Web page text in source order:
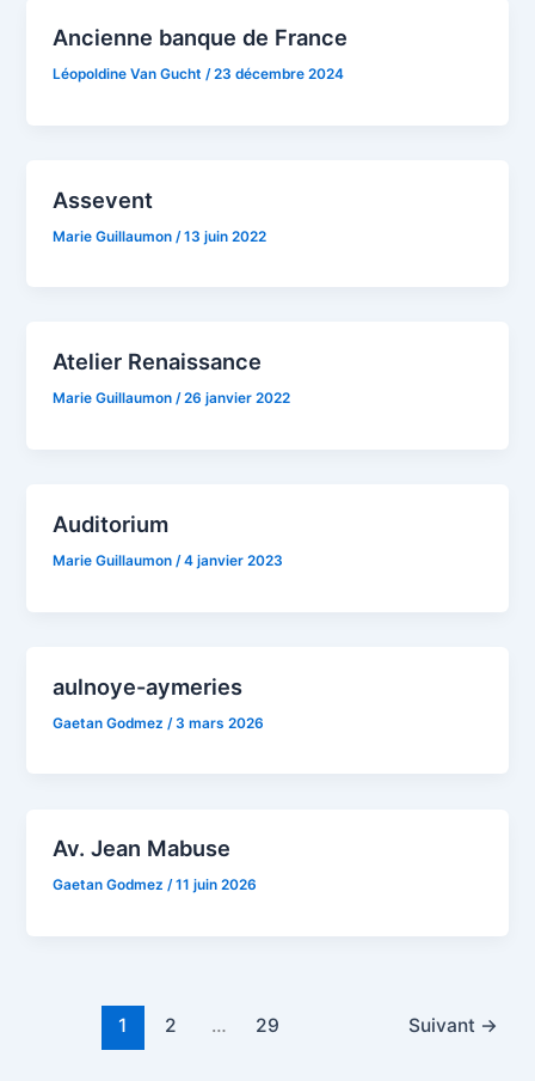
Ancienne banque de France
Léopoldine Van Gucht/23 décembre 2024
Assevent
Marie Guillaumon /13 juin 2022
Atelier Renaissance
Marie Guillaumon/26 janvier 2022
Auditorium
Marie Guillaumon/4 janvier 2023
aulnoye-aymeries
Gaetan Godmez /3 mars 2026
Av. Jean Mabuse
Gaetan Godmez/11 juin 2026
1 2 … 29 Suivant →